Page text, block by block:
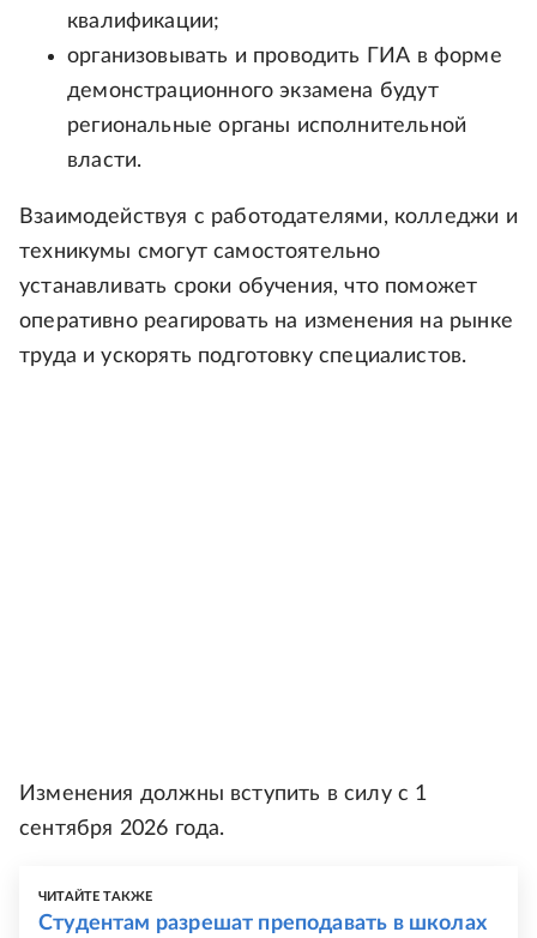
квалификации;
организовывать и проводить ГИА в форме
демонстрационного экзамена будут
региональные органы исполнительной
власти.
Взаимодействуя с работодателями, колледжи и
техникумы смогут самостоятельно
устанавливать сроки обучения, что поможет
оперативно реагировать на изменения на рынке
труда и ускорять подготовку специалистов.
Изменения должны вступить в силу с 1
сентября 2026 года.
ЧИТАЙТЕ ТАКЖЕ
Студентам разрешат преподавать в школах